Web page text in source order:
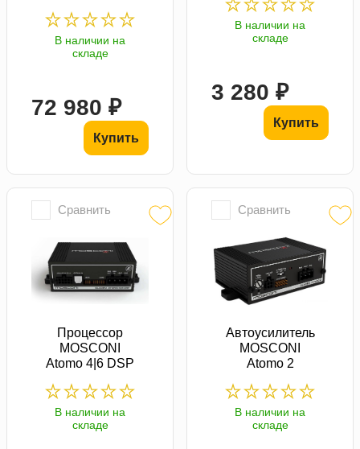
В наличии на
складе
72 980 ₽
Купить
В наличии на
складе
3 280 ₽
Купить
Сравнить
Процессор
MOSCONI
Atomo 4|6 DSP
В наличии на
складе
Сравнить
Автоусилитель
MOSCONI
Atomo 2
В наличии на
складе